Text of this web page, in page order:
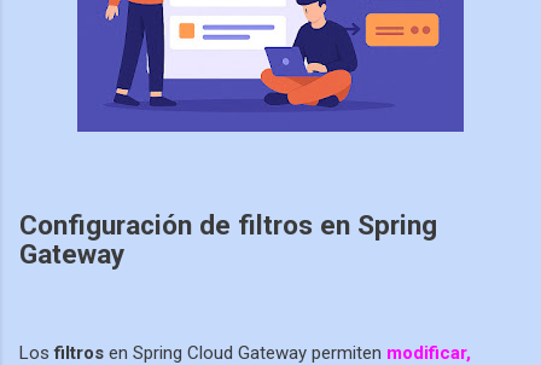
Configuración de filtros en Spring
Gateway
Losfiltros en Spring Cloud Gateway permiten modificar,